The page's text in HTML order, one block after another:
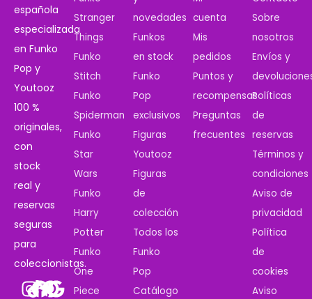
española
especializada
en Funko
Pop y
Youtooz
100 %
originales,
con
stock
real y
reservas
seguras
para
coleccionistas.
Stranger
Things
Funko
Stitch
Funko
Spiderman
Funko
Star
Wars
Funko
Harry
Potter
Funko
One
Piece
novedades
Funkos
en stock
Funko
Pop
exclusivos
Figuras
Youtooz
Figuras
de
colección
Todos los
Funko
Pop
Catálogo
cuenta
Mis
pedidos
Puntos y
recompensas
Preguntas
frecuentes
Sobre
nosotros
Envíos y
Políticas
de
reservas
Términos y
condiciones
Aviso de
privacidad
Política
de
cookies
Aviso